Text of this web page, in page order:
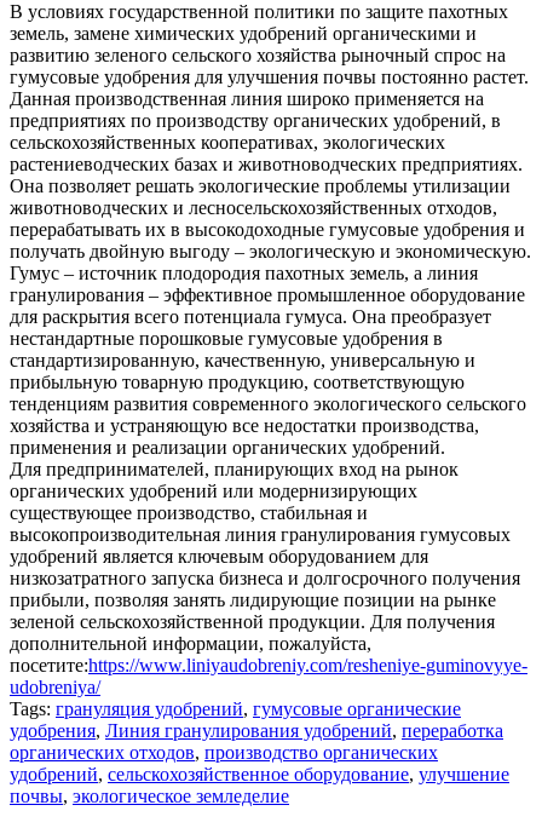
В условиях государственной политики по защите пахотных
земель, замене химических удобрений органическими и
развитию зеленого сельского хозяйства рыночный спрос на
гумусовые удобрения для улучшения почвы постоянно растет.
Данная производственная линия широко применяется на
предприятиях по производству органических удобрений, в
сельскохозяйственных кооперативах, экологических
растениеводческих базах и животноводческих предприятиях.
Она позволяет решать экологические проблемы утилизации
животноводческих и лесносельскохозяйственных отходов,
перерабатывать их в высокодоходные гумусовые удобрения и
получать двойную выгоду – экологическую и экономическую.
Гумус – источник плодородия пахотных земель, а линия
гранулирования – эффективное промышленное оборудование
для раскрытия всего потенциала гумуса. Она преобразует
нестандартные порошковые гумусовые удобрения в
стандартизированную, качественную, универсальную и
прибыльную товарную продукцию, соответствующую
тенденциям развития современного экологического сельского
хозяйства и устраняющую все недостатки производства,
применения и реализации органических удобрений.
Для предпринимателей, планирующих вход на рынок
органических удобрений или модернизирующих
существующее производство, стабильная и
высокопроизводительная линия гранулирования гумусовых
удобрений является ключевым оборудованием для
низкозатратного запуска бизнеса и долгосрочного получения
прибыли, позволяя занять лидирующие позиции на рынке
зеленой сельскохозяйственной продукции. Для получения
дополнительной информации, пожалуйста,
посетите:https://www.liniyaudobreniy.com/resheniye-guminovyye-
udobreniya/
Tags: грануляция удобрений, гумусовые органические
удобрения, Линия гранулирования удобрений, переработка
органических отходов, производство органических
удобрений, сельскохозяйственное оборудование, улучшение
почвы, экологическое земледелие